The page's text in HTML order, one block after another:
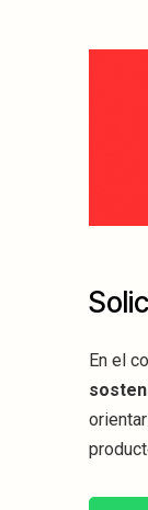
En el